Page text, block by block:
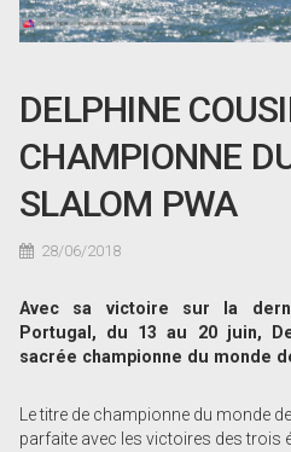
DELPHINE
CHAMPIONNE
SLALOM PWA
28/06/2018
Avec sa victoire sur la
Portugal, du 13 au 20 juin,
sacrée championne du monde
Le titre de championne du monde
parfaite avec les victoires des trois